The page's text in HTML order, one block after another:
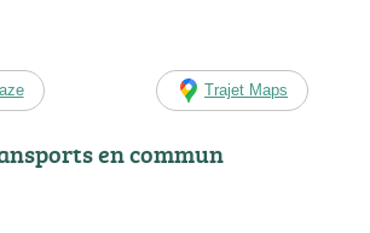
Trajet Maps
en commun